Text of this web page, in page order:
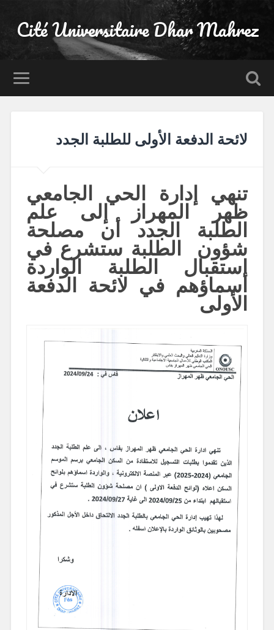
Cité Universitaire Dhar Mahrez
لائحة الدفعة الأولى للطلبة الجدد
تنهي إدارة الحي الجامعي
ظهر المهراز إلى علم
الطلبة الجدد أن مصلحة
شؤون الطلبة ستشرع في
استقبال الطلبة الواردة
أسماؤهم في لائحة الدفعة
الأولى